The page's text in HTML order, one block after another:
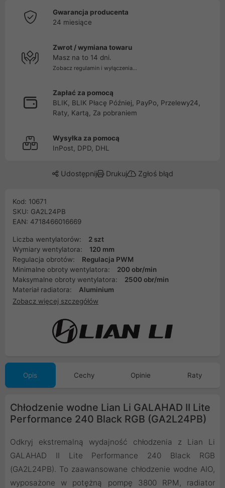
Gwarancja producenta
24 miesiące
Zwrot / wymiana towaru
Masz na to 14 dni.
Zobacz regulamin i wyłączenia...
Zapłać za pomocą
BLIK, BLIK Płacę Później, PayPo, Przelewy24,
Raty, Kartą, Za pobraniem
Wysyłka za pomocą
InPost, DPD, DHL
Udostępnij Drukuj Zgłoś błąd
Kod: 10671
SKU: GA2L24PB
EAN: 4718466016669
Liczba wentylatorów:
2 szt
Wymiary wentylatora:
120 mm
Regulacja obrotów:
Regulacja PWM
Minimalne obroty wentylatora:
200 obr/min
Maksymalne obroty wentylatora:
2500 obr/min
Materiał radiatora:
Aluminium
Zobacz więcej szczegółów
Opis Cechy Opinie Raty
Chłodzenie wodne Lian Li GALAHAD II Lite
Performance 240 Black RGB (GA2L24PB)
Odkryj ekstremalną wydajność chłodzenia z Lian Li
GALAHAD II Lite Performance 240 Black RGB
(GA2L24PB). To zaawansowane chłodzenie wodne AIO,
wyposażone w potężną pompę 3800 RPM, radiator